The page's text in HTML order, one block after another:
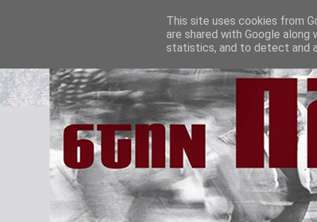
This site uses cookies from
are shared with Google
statistics, and to detect and